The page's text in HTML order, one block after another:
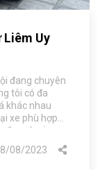
Liêm Uy
đang chuyên
tôi có đa
khác nhau
xe phù hợp
được loại xe
đây của Chợ Ô
08/2023